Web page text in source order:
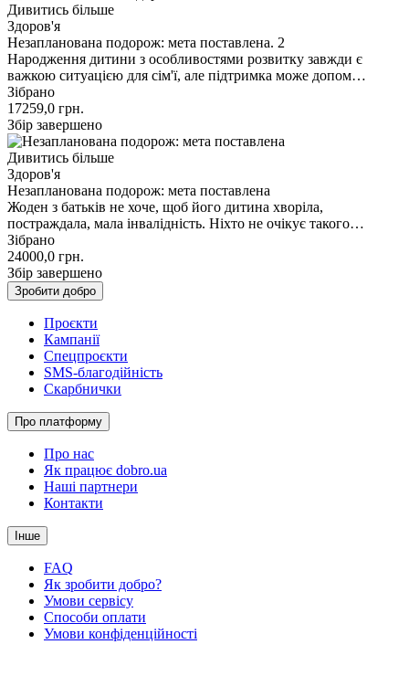
Дивитись більше
Здоров'я
Незапланована подорож: мета поставлена. 2
Народження дитини з особливостями розвитку завжди є
важкою ситуацією для сім'ї, але підтримка може допом…
Зібрано
17259,0 грн.
Збір завершено
Дивитись більше
Здоров'я
Незапланована подорож: мета поставлена
Жоден з батьків не хоче, щоб його дитина хворіла,
постраждала, мала інвалідність. Ніхто не очікує такого…
Зібрано
24000,0 грн.
Збір завершено
Зробити добро
Проєкти
Кампанії
Спецпроєкти
SMS-благодійність
Скарбнички
Про платформу
Про нас
Як працює dobro.ua
Наші партнери
Контакти
Інше
FAQ
Як зробити добро?
Умови сервісу
Способи оплати
Умови конфіденційності